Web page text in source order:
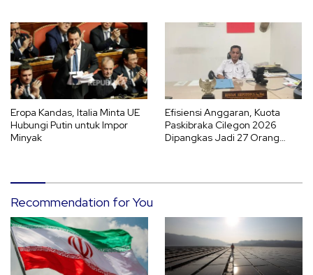
Eropa Kandas, Italia Minta UE
Hubungi Putin untuk Impor
Minyak
Efisiensi Anggaran, Kuota
Paskibraka Cilegon 2026
Dipangkas Jadi 27 Orang
Recommendation for You